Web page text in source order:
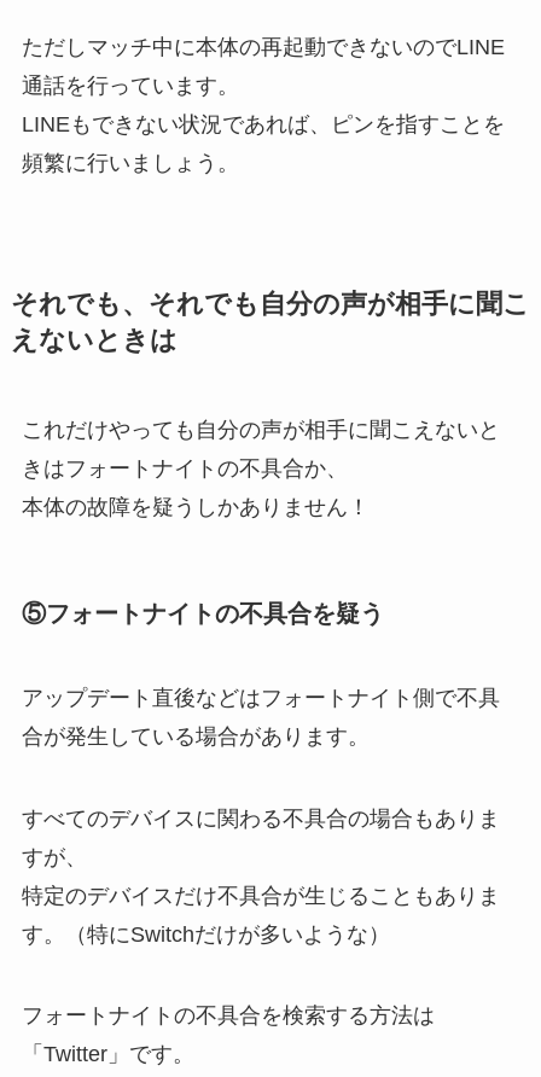
ただしマッチ中に本体の再起動できないのでLINE
通話を行っています。
LINEもできない状況であれば、
ピンを指すことを
頻繁に行いましょう 。
それでも、それでも自分の声が相手に聞こ
えないときは
これだけやっても自分の声が相手に聞こえないと
きはフォートナイトの不具合か、
本体の故障を疑うしかありません！
⑤フォートナイトの不具合を疑う
アップデート直後などはフォートナイト側で不具
合が発生している場合があります。
すべてのデバイスに関わる不具合の場合もありま
すが、
特定のデバイスだけ不具合が生じることもありま
す。（特にSwitchだけが多いような）
フォートナイトの不具合を検索する方法は
「Twitter」です。